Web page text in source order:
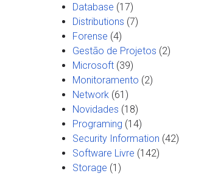
Database (17)
Distributions (7)
Forense (4)
Gestão de Projetos (2)
Microsoft (39)
Monitoramento (2)
Network (61)
Novidades (18)
Programing (14)
Security Information (42)
Software Livre (142)
Storage (1)